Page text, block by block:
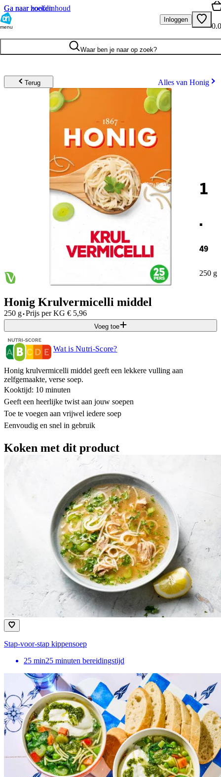
Ga naar hoofdinhoud
Ga naar zoeken
menu
Inloggen
Waar ben je naar op zoek?
Terug Alles van Honig
1
.
49
250 g
Honig Krulvermicelli middel
250 g·Prijs per KG € 5,96
Voeg toe
Wat is Nutri-Score?
Honig krulvermicelli middel geeft een lekkere vulling aan
zelfgemaakte, verse soep.
Kooktijd: 10 minuten
Geeft een heerlijke twist aan jouw soepen
Toe te voegen aan vrijwel iedere soep
Eenvoudig en snel in gebruik
Koken met dit product
Stap-voor-stap kippensoep
25 min25 minuten bereidingstijd